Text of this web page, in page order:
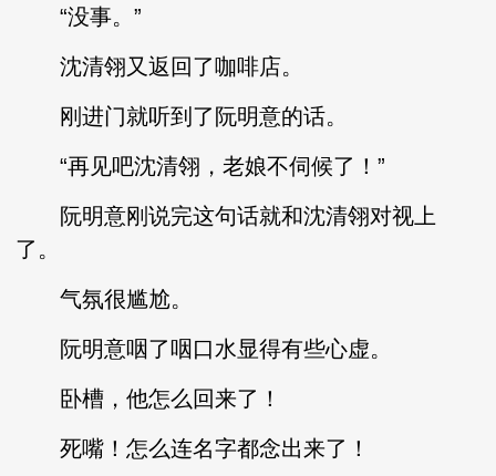
“没事。”
沈清翎又返回了咖啡店。
刚进门就听到了阮明意的话。
“再见吧沈清翎，老娘不伺候了！”
阮明意刚说完这句话就和沈清翎对视上
了。
气氛很尴尬。
阮明意咽了咽口水显得有些心虚。
卧槽，他怎么回来了！
死嘴！怎么连名字都念出来了！